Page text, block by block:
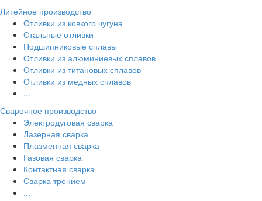
Литейное производство
Отливки из ковкого чугуна
Стальные отливки
Подшипниковые сплавы
Отливки из алюминиевых сплавов
Отливки из титановых сплавов
Отливки из медных сплавов
...
Сварочное производство
Электродуговая сварка
Лазерная сварка
Плазменная сварка
Газовая сварка
Контактная сварка
Сварка трением
...